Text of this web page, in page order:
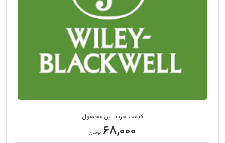
قیمت خرید این محصول
۶۸,۰۰۰ تومان